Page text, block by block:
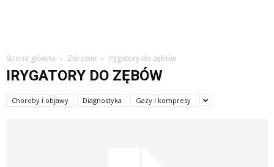
Strona główna Zdrowie Irygatory do zębów
IRYGATORY DO ZĘBÓW
Choroby i objawy Diagnostyka Gazy i kompresy